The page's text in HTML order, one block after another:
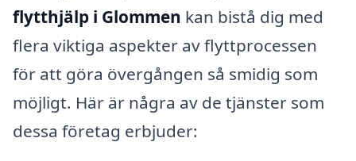
flytthjälp i Glommen kan bistå dig med
flera viktiga aspekter av flyttprocessen
för att göra övergången så smidig som
möjligt. Här är några av de tjänster som
dessa företag erbjuder: